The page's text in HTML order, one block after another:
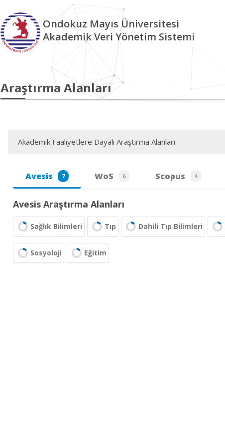
Ondokuz Mayıs Üniversitesi
Akademik Veri Yönetim Sistemi
Araştırma Alanları
Akademik Faaliyetlere Dayalı Araştırma Alanları
Avesis 7 WoS 6 Scopus 4
Avesis Araştırma Alanları
Sağlık Bilimleri Tıp Dahili Tıp Bilimleri
Sosyoloji Eğitim